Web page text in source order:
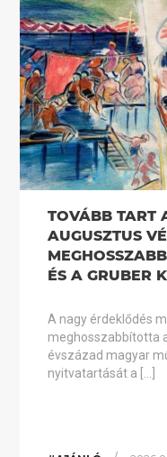
TOVÁBB TART
AUGUSZTUS
ÉS A GRUBER
A nagy érdeklődés
meghosszabbította
évszázad magyar
nyitvatartását a […]